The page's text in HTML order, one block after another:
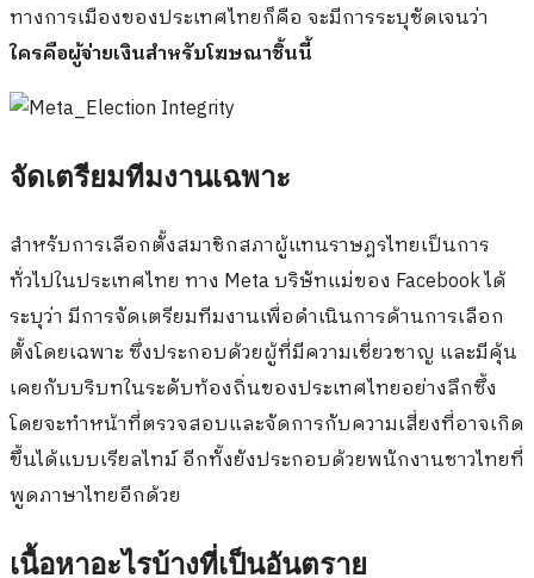
ทางการเมืองของประเทศไทยก็คือ จะมีการระบุชัดเจนว่า
ใครคือผู้จ่ายเงินสำหรับโฆษณาชิ้นนี้
จัดเตรียมทีมงานเฉพาะ
สำหรับการเลือกตั้งสมาชิกสภาผู้แทนราษฎรไทยเป็นการ
ทั่วไปในประเทศไทย ทาง Meta บริษัทแม่ของ Facebook ได้
ระบุว่า มีการจัดเตรียมทีมงานเพื่อดำเนินการด้านการเลือก
ตั้งโดยเฉพาะ ซึ่งประกอบด้วยผู้ที่มีความเชี่ยวชาญ และมีคุ้น
เคยกับบริบทในระดับท้องถิ่นของประเทศไทยอย่างลึกซึ้ง
โดยจะทำหน้าที่ตรวจสอบและจัดการกับความเสี่ยงที่อาจเกิด
ขึ้นได้แบบเรียลไทม์ อีกทั้งยังประกอบด้วยพนักงานชาวไทยที่
พูดภาษาไทยอีกด้วย
เนื้อหาอะไรบ้างที่เป็นอันตราย